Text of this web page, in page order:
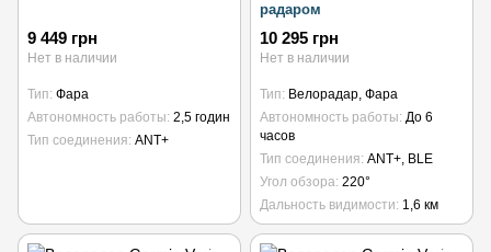
9 449 грн
Нет в наличии
Тип Фара
Автономность работы 2,5 годин
Тип соединения ANT+
радаром
10 295 грн
Нет в наличии
Тип
Велорадар, Фара
Автономность работы До 6
часов
Тип соединения ANT+, BLE
Угол обзора 220°
Дальность видимости 1,6 км